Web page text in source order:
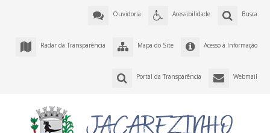
Busca
Acessibilidade
Ouvidoria
Acesso à Informação
Mapa do Site
Radar da Transparência
Webmail
Portal da Transparência